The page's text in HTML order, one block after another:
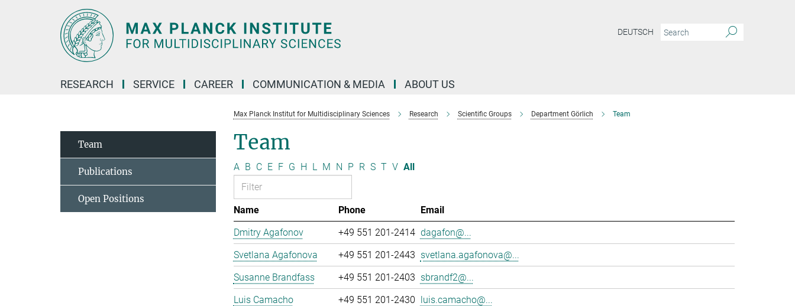
DEUTSCH
RESEARCH SERVICE CAREER COMMUNICATION & MEDIA ABOUT US
Max Planck Institut for Multidisciplinary Sciences Research Scientific Groups Department Görlich Team
Team
A B C E F G H L M N P R S T V All
Name Phone
Email
Dmitry Agafonov
+49 551 201-2414 dagafon@...
Svetlana Agafonova
+49 551 201-2443 svetlana.agafonova@...
Susanne Brandfass
+49 551 201-2403 sbrandf2@...
Luis Camacho
+49 551 201-2430 luis.camacho@...
Team
Publications
Open Positions